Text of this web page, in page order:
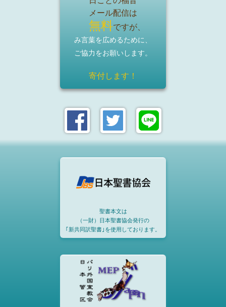
メール配信は
無料ですが、
み言葉を広めるために、
ご協力をお願いします。
寄付します！
聖書本文は
（一財）日本聖書協会発行の
｢新共同訳聖書｣を使用しております。